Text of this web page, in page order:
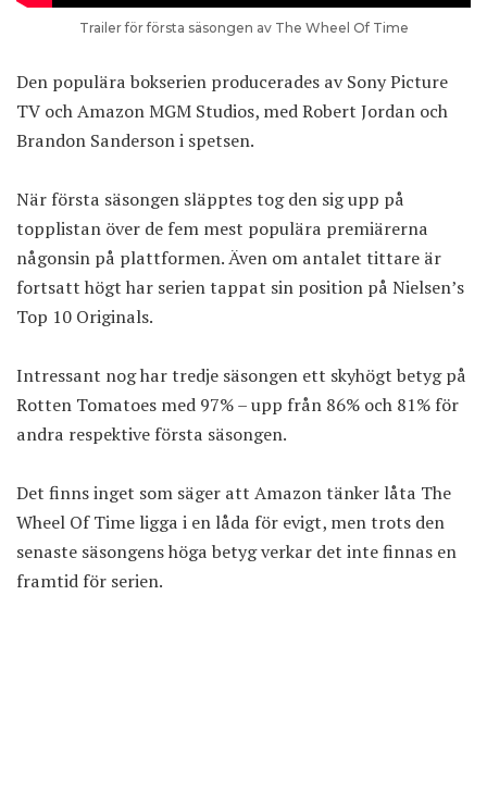
Trailer för första säsongen av The Wheel Of Time
Den populära bokserien producerades av Sony Picture
TV och Amazon MGM Studios, med Robert Jordan och
Brandon Sanderson i spetsen.
När första säsongen släpptes tog den sig upp på
topplistan över de fem mest populära premiärerna
någonsin på plattformen. Även om antalet tittare är
fortsatt högt har serien tappat sin position på Nielsen’s
Top 10 Originals.
Intressant nog har tredje säsongen ett skyhögt betyg på
Rotten Tomatoes med 97% – upp från 86% och 81% för
andra respektive första säsongen.
Det finns inget som säger att Amazon tänker låta The
Wheel Of Time ligga i en låda för evigt, men trots den
senaste säsongens höga betyg verkar det inte finnas en
framtid för serien.